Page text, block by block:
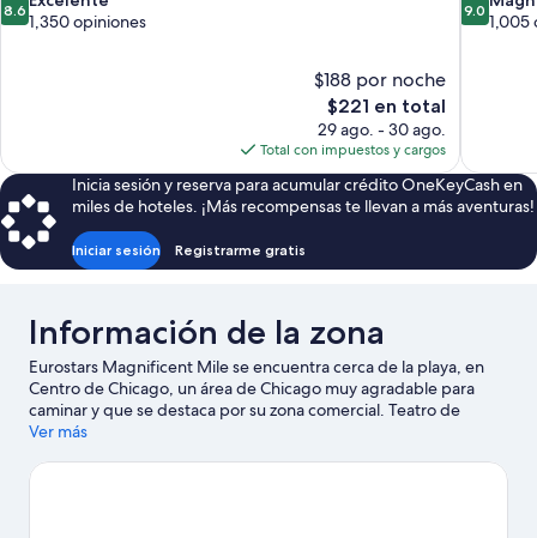
de
8.6
1,350 opiniones
$188 por noche
El
precio
actual
es
de
$221
$221 en total
29 ago. - 30 ago.
Total con impuestos y cargos
de
9.0
1,005
Inicia sesión y reserva para acumular crédito OneKeyCash en
miles de hoteles. ¡Más recompensas te llevan a más aventuras!
Iniciar sesión Registrarme gratis
Información de la zona
Eurostars Magnificent Mile se encuentra cerca de la playa, en
Centro de Chicago, un área de Chicago muy agradable para
caminar y que se destaca por su zona comercial. Teatro de
Chicago y Art Institute of Chicago son lugares culturales
populares de la zona incluyen Lincoln Park Zoo y Museo Field de
Ver más